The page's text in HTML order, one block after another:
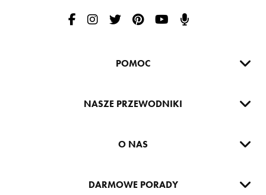
POMOC
NASZE PRZEWODNIKI
O NAS
DARMOWE PORADY